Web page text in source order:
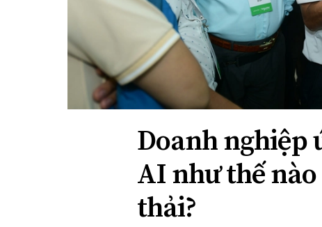
Xi nhan Trái Phải
Bạn đọc viết
Doanh nghiệp
AI như thế
thải?